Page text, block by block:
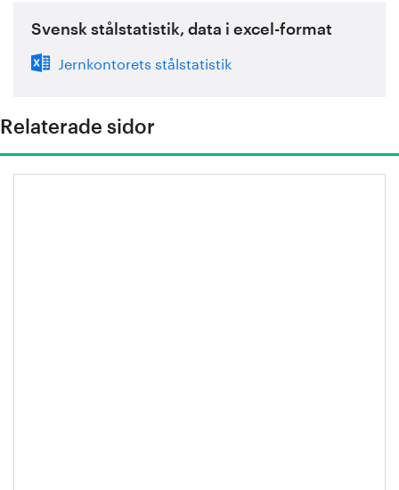
Svensk stålstatistik, data i excel-format
Jernkontorets stålstatistik
Relaterade sidor